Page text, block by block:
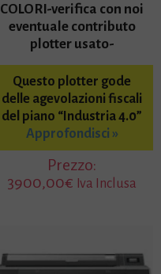
COLORI-verifica con noi
eventuale contributo
plotter usato-
Questo plotter gode
delle agevolazioni fiscali
del piano “Industria 4.0”
Approfondisci »
Prezzo:
3900,00€ Iva Inclusa